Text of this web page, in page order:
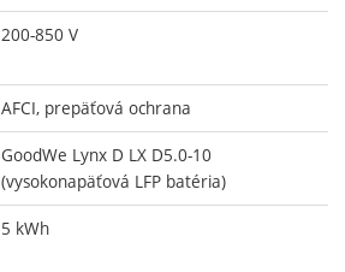
200-850 V
AFCI, prepäťová ochrana
GoodWe Lynx D LX D5.0-10
(vysokonapäťová LFP batéria)
5 kWh